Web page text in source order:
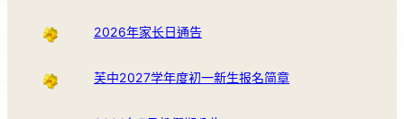
2026年家长日通告
芙中2027学年度初一新生报名简章